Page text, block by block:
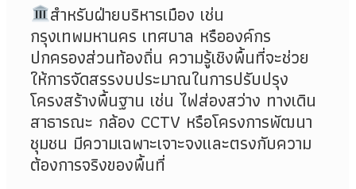
สำหรับฝ่ายบริหารเมือง เช่น
กรุงเทพมหานคร เทศบาล หรือองค์กร
ปกครองส่วนท้องถิ่น ความรู้เชิงพื้นที่จะช่วย
ให้การจัดสรรงบประมาณในการปรับปรุง
โครงสร้างพื้นฐาน เช่น ไฟส่องสว่าง ทางเดิน
สาธารณะ กล้อง CCTV หรือโครงการพัฒนา
ชุมชน มีความเฉพาะเจาะจงและตรงกับความ
ต้องการจริงของพื้นที่